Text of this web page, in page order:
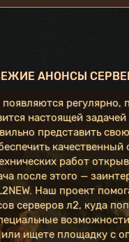
АНОНСЫ
настоящей
представить
работ
после этого —
Наш проект
серверов л2, куда
ищете площадку с